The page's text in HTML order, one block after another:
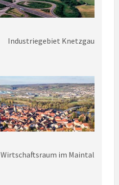
Industriegebiet Knetzgau
Wirtschaftsraum im Maintal